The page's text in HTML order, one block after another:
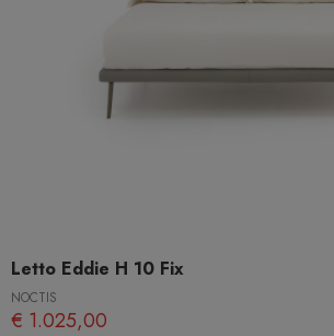
Letto Eddie H 10 Fix
NOCTIS
€ 1.025,00